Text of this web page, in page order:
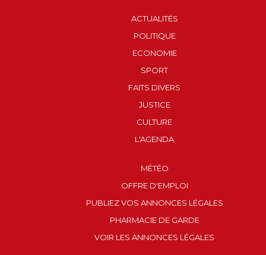
ACTUALITÉS
POLITIQUE
ECONOMIE
SPORT
FAITS DIVERS
JUSTICE
CULTURE
L'AGENDA
MÉTÉO
OFFRE D'EMPLOI
PUBLIEZ VOS ANNONCES LÉGALES
PHARMACIE DE GARDE
VOIR LES ANNONCES LÉGALES